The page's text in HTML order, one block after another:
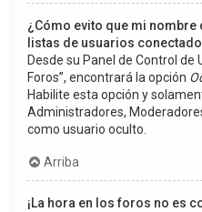
¿Cómo evito que mi
listas de usuarios
Desde su Panel de Control de
Foros”, encontrará la opción
Habilite esta opción y
Administradores,
como usuario oculto.
Arriba
¡La hora en los foros no es